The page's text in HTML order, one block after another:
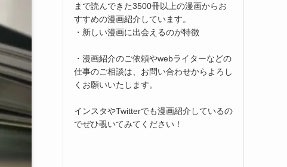
まで読んできた3500冊以上の漫画からお
すすめの漫画紹介しています。
・新しい漫画に出会えるのが特徴
・漫画紹介のご依頼やwebライターなどの
仕事のご相談は、お問い合わせからよろし
くお願いいたします。
インスタやTwitterでも漫画紹介しているの
でぜひ覗いてみてください！